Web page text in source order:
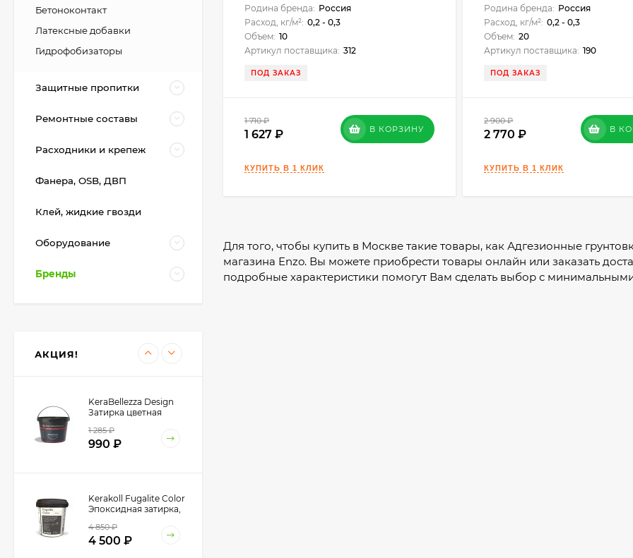
Родина бренда: Россия
Расход, кг/м²: 0,2 - 0,3
Объем: 10
Артикул поставщика: 312
ПОД ЗАКАЗ
1 710
1 627 В КОРЗИНУ
Родина бренда: Россия
Расход, кг/м²: 0,2 - 0,3
Объем: 20
Артикул поставщика: 190
ПОД ЗАКАЗ
2 900 ₽
2 770 В
Для того, чтобы купить в Москве такие товары, как Адгезионные
магазина Enzo. Вы можете приобрести товары онлайн или заказать
подробные характеристики помогут Вам сделать выбор с
Бетоноконтакт
Латексные добавки
Гидрофобизаторы
Защитные пропитки
Ремонтные составы
Расходники и крепеж
Фанера, OSB, ДВП
Клей, жидкие гвозди
Оборудование
Бренды
АКЦИЯ!
KeraBellezza Design
Затирка цветная
3 700 ₽
Kerakoll Fuga-Soap
Eco Моющее
3 400
Kerakoll SILICONE
KeraBellezza Design
Затирка цветная
1 285
990
Kerakoll Fugalite Color
Эпоксидная затирка,
4 850
4 500